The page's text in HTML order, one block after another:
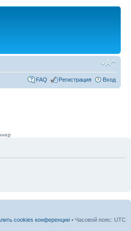
FAQ Регистрация Вход
cookies конференции • Часовой пояс: UTC